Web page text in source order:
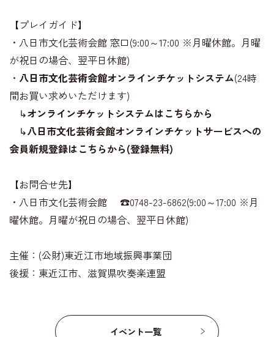
【プレイガイド】
・八日市文化芸術会館 窓口(9:00～17:00 ※月曜休館。月曜
が祝日の場合、翌平日休館)
・ 八日市文化芸術会館オンラインチケットシステム(24時
間お買い求めいただけます)
↳オンラインチケットシステムはこちらから
↳八日市文化芸術会館オンラインチケットサービスへの
会員新規登録はこちらから(登録無料)
【お問合せ先】
・八日市文化芸術会館 ☎0748-23-6862(9:00～17:00 ※月
曜休館。月曜が祝日の場合、翌平日休館)
主催：(公財)東近江市地域振興事業団
後援：東近江市、滋賀県吹奏楽連盟
イベント一覧